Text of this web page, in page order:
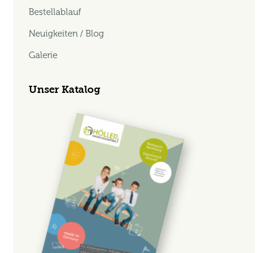
Bestellablauf
Neuigkeiten / Blog
Galerie
Unser Katalog